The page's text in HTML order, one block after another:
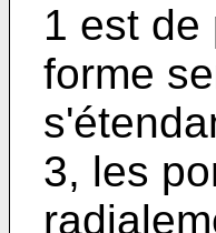
1 est de
forme
3, les